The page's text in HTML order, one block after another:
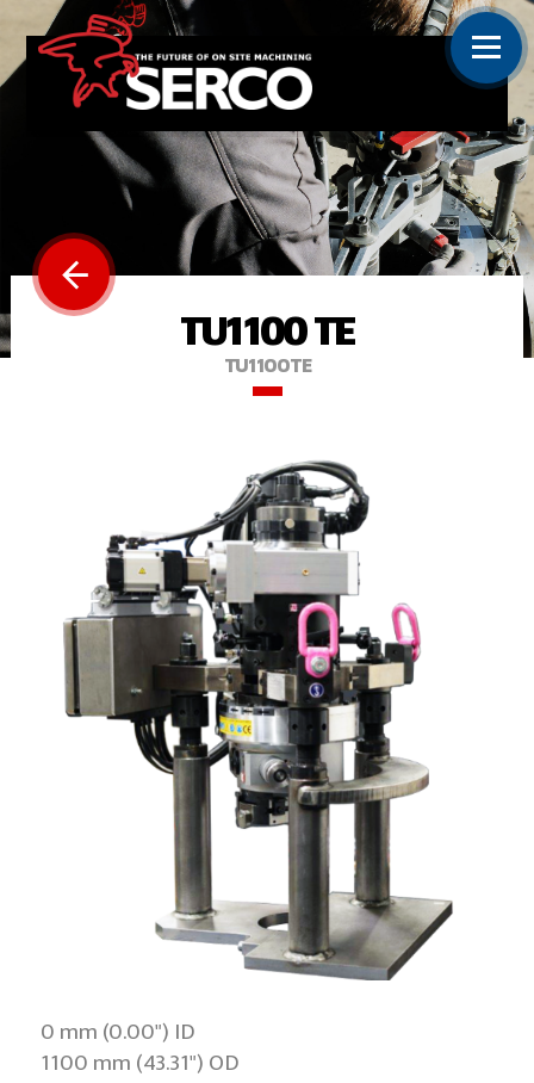
TU1100 TE
TU1100TE
0 mm (0.00") ID
1100 mm (43.31") OD